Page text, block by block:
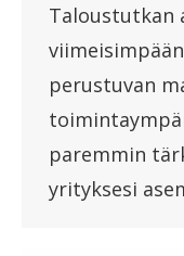
Taloustutkan
perustuvan
paremmin
yrityksesi